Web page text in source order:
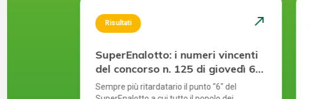
Risultati north_east
SuperEnalotto: i numeri vincenti
del concorso n. 125 di giovedì 6
agosto 2026
Sempre più ritardatario il punto "6" del